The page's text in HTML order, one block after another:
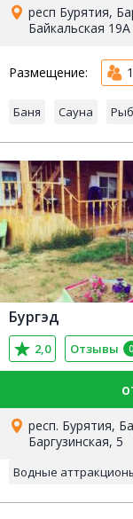
респ Бурятия,
Байкальская 19А
Размещение: 1
Баня Сауна
Бургэд
2,0 Отзывы 0
респ. Бурятия,
Баргузинская, 5
Водные